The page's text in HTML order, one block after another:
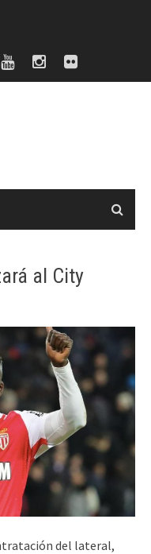
al City
del lateral,